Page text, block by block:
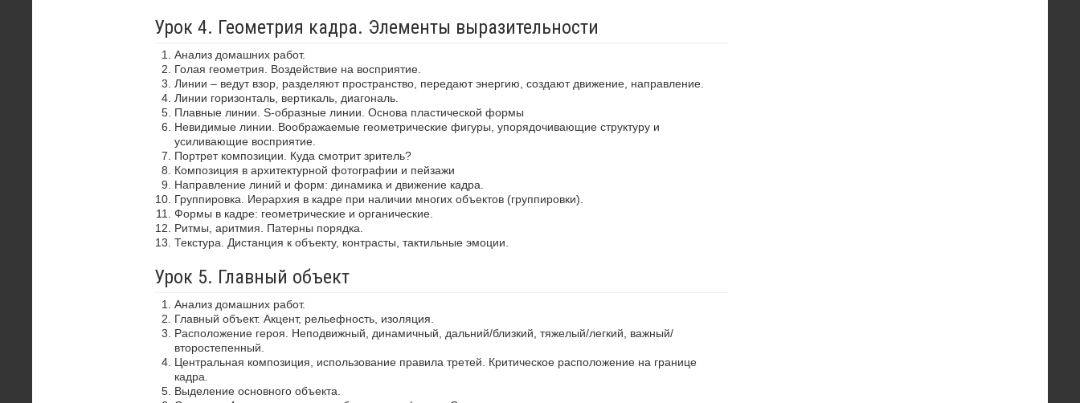
Урок 4. Геометрия кадра. Элементы выразительности
Анализ домашних работ.
Голая геометрия. Воздействие на восприятие.
Линии – ведут взор, разделяют пространство, передают энергию, создают движение, направление.
Линии горизонталь, вертикаль, диагональ.
Плавные линии. S-образные линии. Основа пластической формы
Невидимые линии. Воображаемые геометрические фигуры, упорядочивающие структуру и
усиливающие восприятие.
Портрет композиции. Куда смотрит зритель?
Композиция в архитектурной фотографии и пейзажи
Направление линий и форм: динамика и движение кадра.
Группировка. Иерархия в кадре при наличии многих объектов (группировки).
Формы в кадре: геометрические и органические.
Ритмы, аритмия. Патерны порядка.
Текстура. Дистанция к объекту, контрасты, тактильные эмоции.
Урок 5. Главный объект
Анализ домашних работ.
Главный объект. Акцент, рельефность, изоляция.
Расположение героя. Неподвижный, динамичный, дальний/близкий, тяжелый/легкий, важный/
второстепенный.
Центральная композиция, использование правила третей. Критическое расположение на границе
кадра.
Выделение основного объекта.